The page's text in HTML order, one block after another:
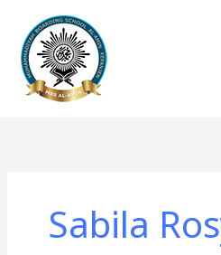
konten
Sabila